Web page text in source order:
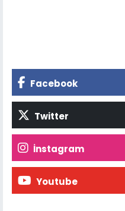
Facebook
Twitter
İnstagram
Youtube